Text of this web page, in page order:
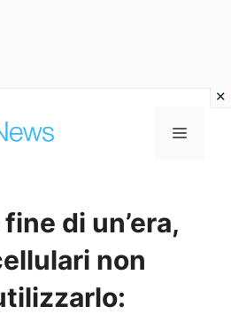
Menu
di un’era,
non